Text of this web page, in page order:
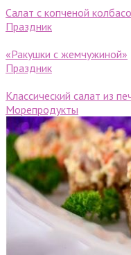
Салат с копченой
Праздник
«Ракушки с жемчужиной»
Праздник
Классический салат из
Морепродукты